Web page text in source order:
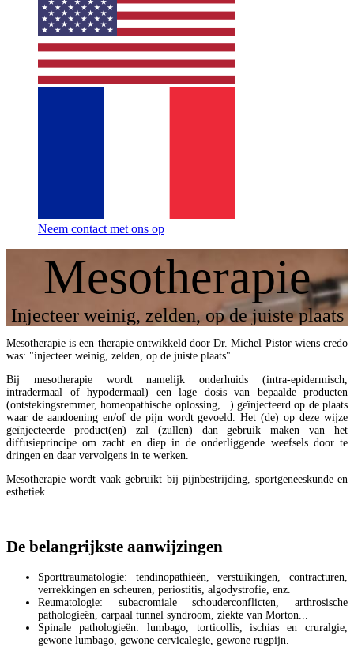
Neem contact met ons op
Mesotherapie
Injecteer weinig, zelden, op de juiste plaats
Mesotherapie is een therapie ontwikkeld door Dr. Michel Pistor wiens credo
was: "injecteer weinig, zelden, op de juiste plaats".
Bij mesotherapie wordt namelijk onderhuids (intra-epidermisch,
intradermaal of hypodermaal) een lage dosis van bepaalde producten
(ontstekingsremmer, homeopathische oplossing,...) geïnjecteerd op de plaats
waar de aandoening en/of de pijn wordt gevoeld. Het (de) op deze wijze
geïnjecteerde product(en) zal (zullen) dan gebruik maken van het
diffusieprincipe om zacht en diep in de onderliggende weefsels door te
dringen en daar vervolgens in te werken.
Mesotherapie wordt vaak gebruikt bij pijnbestrijding, sportgeneeskunde en
esthetiek.
De belangrijkste aanwijzingen
Sporttraumatologie: tendinopathieën, verstuikingen, contracturen,
verrekkingen en scheuren, periostitis, algodystrofie, enz.
Reumatologie: subacromiale schouderconflicten, arthrosische
pathologieën, carpaal tunnel syndroom, ziekte van Morton...
Spinale pathologieën: lumbago, torticollis, ischias en cruralgie,
gewone lumbago, gewone cervicalegie, gewone rugpijn.